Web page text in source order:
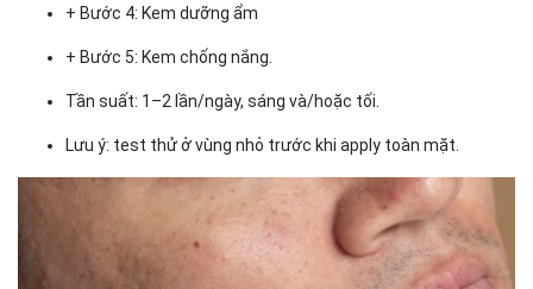
+ Bước 4: Kem dưỡng ẩm
+ Bước 5: Kem chống nắng.
Tần suất: 1–2 lần/ngày, sáng và/hoặc tối.
Lưu ý: test thử ở vùng nhỏ trước khi apply toàn mặt.